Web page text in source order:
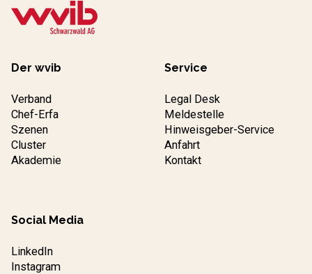
Der wvib
Verband
Chef-Erfa
Szenen
Cluster
Akademie
Service
Legal Desk
Meldestelle
Hinweisgeber-Service
Anfahrt
Kontakt
Social Media
LinkedIn
Instagram